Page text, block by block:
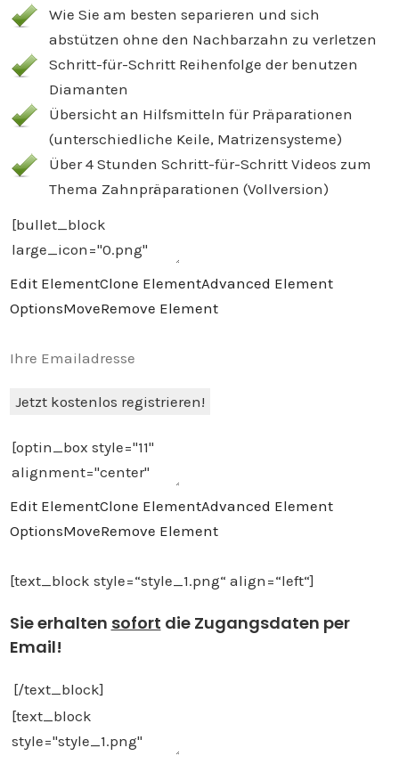
Wie Sie am besten separieren und sich
abstützen ohne den Nachbarzahn zu verletzen
Schritt-für-Schritt Reihenfolge der benutzen
Diamanten
Übersicht an Hilfsmitteln für Präparationen
(unterschiedliche Keile, Matrizensysteme)
Über 4 Stunden Schritt-für-Schritt Videos zum
Thema Zahnpräparationen (Vollversion)
Edit ElementClone ElementAdvanced Element
OptionsMoveRemove Element
Jetzt kostenlos registrieren!
Edit ElementClone ElementAdvanced Element
OptionsMoveRemove Element
[text_block style=“style_1.png“ align=“left“]
Sie erhalten sofort die Zugangsdaten per
Email!
[/text_block]